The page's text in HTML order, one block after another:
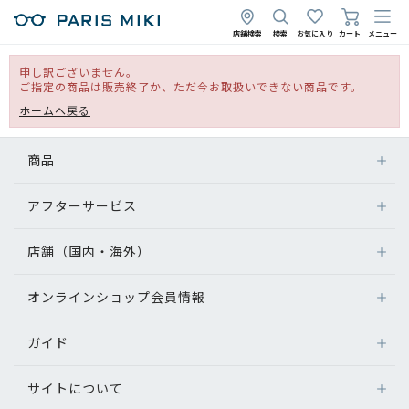
店舗検索 検索 お気に入り カート メニュー
申し訳ございません。
ご指定の商品は販売終了か、ただ今お取扱いできない商品です。
ホームへ戻る
商品
アフターサービス
店舗（国内・海外）
オンラインショップ会員情報
ガイド
サイトについて